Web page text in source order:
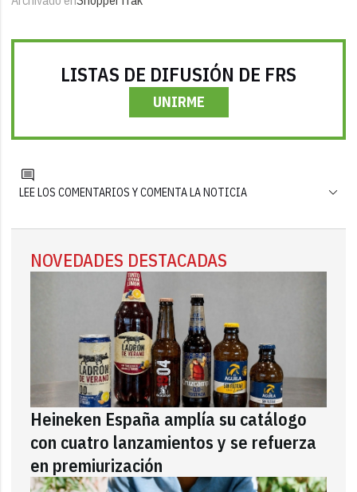
LISTAS DE DIFUSIÓN DE FRS
UNIRME
LEE LOS COMENTARIOS Y COMENTA LA NOTICIA
NOVEDADES DESTACADAS
Heineken España amplía su catálogo
con cuatro lanzamientos y se refuerza
en premiurización